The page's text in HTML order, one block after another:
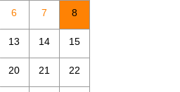
6 7 8
13 14 15
20 21 22